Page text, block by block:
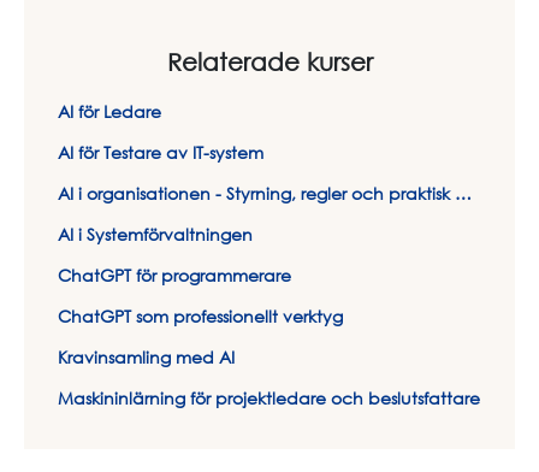
Relaterade kurser
AI för Ledare
AI för Testare av IT-system
AI i organisationen - Styrning, regler och praktisk hantering
AI i Systemförvaltningen
ChatGPT för programmerare
ChatGPT som professionellt verktyg
Kravinsamling med AI
Maskininlärning för projektledare och beslutsfattare